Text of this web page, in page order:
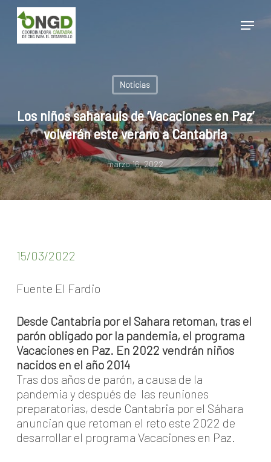
Skip
main
Menu
Noticias
Los niños saharauis de ‘Vacaciones en Paz’
volverán este verano a Cantabria
marzo 16, 2022
15/03/2022
Fuente El Fardio
Desde Cantabria por el Sahara retoman, tras el
parón obligado por la pandemia, el programa
Vacaciones en Paz. En 2022 vendrán niños
nacidos en el año 2014
Tras dos años de parón, a causa de la
pandemia y después de las reuniones
preparatorias, desde Cantabria por el Sáhara
anuncian que retoman el reto este 2022 de
desarrollar el programa Vacaciones en Paz.